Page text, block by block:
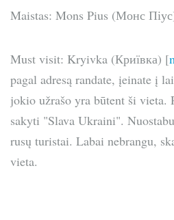
Maistas: Mons Pius (Монс
Must visit: Kryivka (Криївка) [
pagal adresą randate, įeinate į
jokio užrašo yra būtent ši vieta.
sakyti "Slava Ukraini".
rusų turistai. Labai nebrangu,
vieta.